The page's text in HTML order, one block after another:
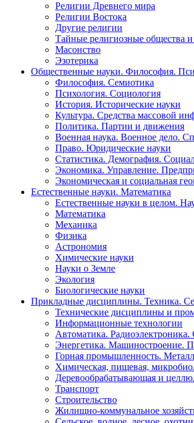
Религии Древнего мира
Религии Востока
Другие религии
Тайные религиозные общества
Масонство
Эзотерика
Общественные науки. Философия.
Философия. Семиотика
Психология. Социология
История. Исторические науки
Культура. Средства массовой
Политика. Партии и движения
Военная наука. Военное дело.
Право. Юридические науки
Статистика. Демография.
Экономика. Управление.
Экономическая и социальная
Естественные науки. Математика
Естественные науки в целом.
Математика
Механика
Физика
Астрономия
Химические науки
Науки о Земле
Экология
Биологические науки
Прикладные дисциплины. Техника.
Технические дисциплины и
Информационные технологии
Автоматика. Радиоэлектроника.
Энергетика. Машиностроение.
Горная промышленность.
Химическая, пищевая,
Деревообрабатывающая и
Транспорт
Строительство
Жилищно-коммунальное